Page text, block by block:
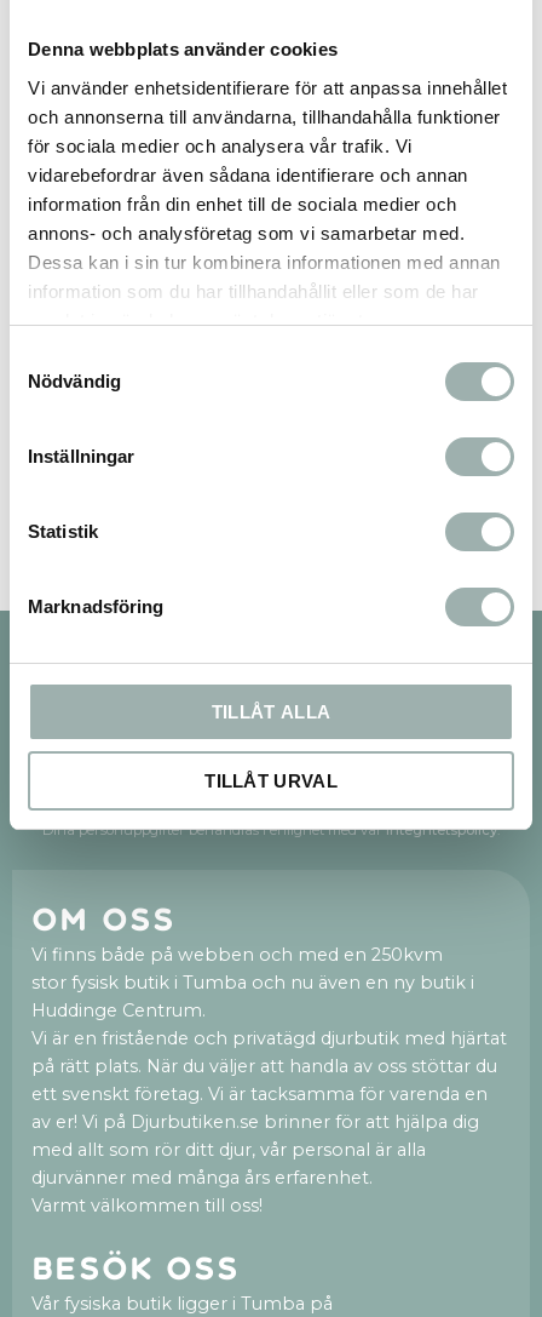
Denna webbplats använder cookies
Vi använder enhetsidentifierare för att anpassa innehållet
och annonserna till användarna, tillhandahålla funktioner
för sociala medier och analysera vår trafik. Vi
vidarebefordrar även sådana identifierare och annan
information från din enhet till de sociala medier och
annons- och analysföretag som vi samarbetar med.
Dessa kan i sin tur kombinera informationen med annan
information som du har tillhandahållit eller som de har
samlat in när du har använt deras tjänster.
Nödvändig
Inställningar
Statistik
Marknadsföring
TILLÅT ALLA
TILLÅT URVAL
Kanin, marsvin, chinchillor, landsköldpaddor,
leguaner
Omdömen
Du
Bli den första att lämna ett omdöme.
Nyhetsbrev
PRENUMERERA
Dina personuppgifter behandlas i enlighet med vårintegritetspolicy.
Om oss
Vi finns både på webben och med en 250kvm
stor fysisk butik i Tumba och nu även en ny butik i
Huddinge Centrum.
Vi är en fristående och privatägd djurbutik med hjärtat
på rätt plats. När du väljer att handla av oss stöttar du
ett svenskt företag. Vi är tacksamma för varenda en
av er! Vi på Djurbutiken.se brinner för att hjälpa dig
med allt som rör ditt djur, vår personal är alla
djurvänner med många års erfarenhet.
Varmt välkommen till oss!
Besök oss
Vår fysiska butik ligger i Tumba på